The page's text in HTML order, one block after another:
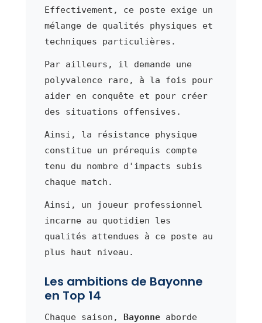
Effectivement, ce poste exige un
mélange de qualités physiques et
techniques particulières.
Par ailleurs, il demande une
polyvalence rare, à la fois pour
aider en conquête et pour créer
des situations offensives.
Ainsi, la résistance physique
constitue un prérequis compte
tenu du nombre d'impacts subis
chaque match.
Ainsi, un joueur professionnel
incarne au quotidien les
qualités attendues à ce poste au
plus haut niveau.
Les ambitions de Bayonne
en Top 14
Chaque saison, Bayonneaborde